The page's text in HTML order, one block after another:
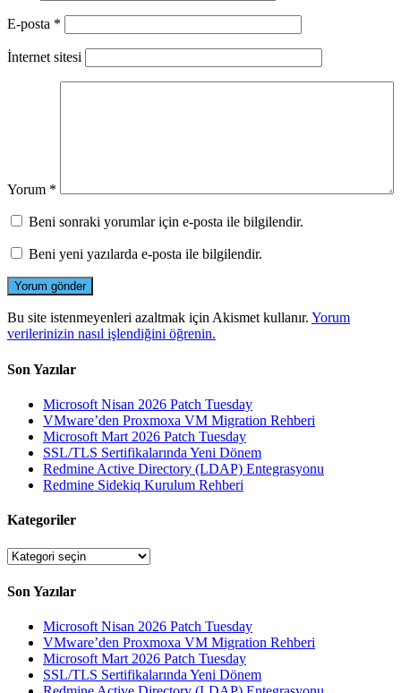
E-posta *
İnternet sitesi
Yorum *
Beni sonraki yorumlar için e-posta ile bilgilendir.
Beni yeni yazılarda e-posta ile bilgilendir.
Bu site istenmeyenleri azaltmak için Akismet kullanır. Yorum
verilerinizin nasıl işlendiğini öğrenin.
Son Yazılar
Microsoft Nisan 2026 Patch Tuesday
VMware’den Proxmoxa VM Migration Rehberi
Microsoft Mart 2026 Patch Tuesday
SSL/TLS Sertifikalarında Yeni Dönem
Redmine Active Directory (LDAP) Entegrasyonu
Redmine Sidekiq Kurulum Rehberi
Kategoriler
Kategoriler
Son Yazılar
Microsoft Nisan 2026 Patch Tuesday
VMware’den Proxmoxa VM Migration Rehberi
Microsoft Mart 2026 Patch Tuesday
SSL/TLS Sertifikalarında Yeni Dönem